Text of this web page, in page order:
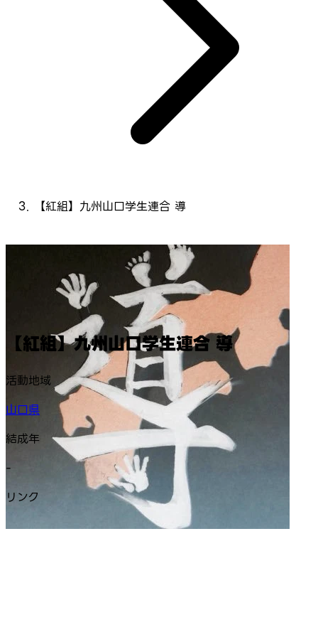
【紅組】九州山口学生連合 導
【紅組】九州山口学生連合 導
活動地域
山口県
結成年
-
リンク